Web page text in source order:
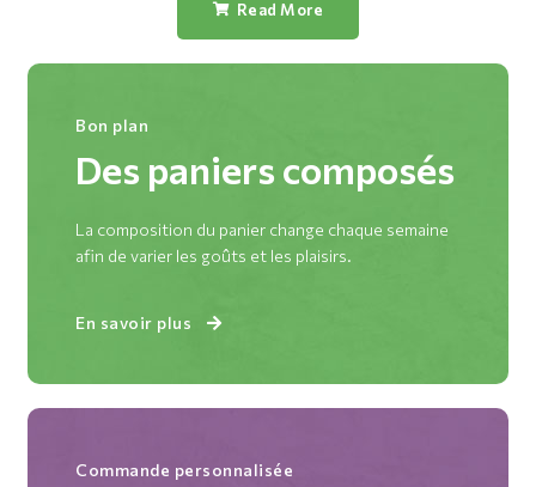
Read More
Bon plan
Des paniers composés
La composition du panier change chaque semaine
afin de varier les goûts et les plaisirs.
En savoir plus
Commande personnalisée